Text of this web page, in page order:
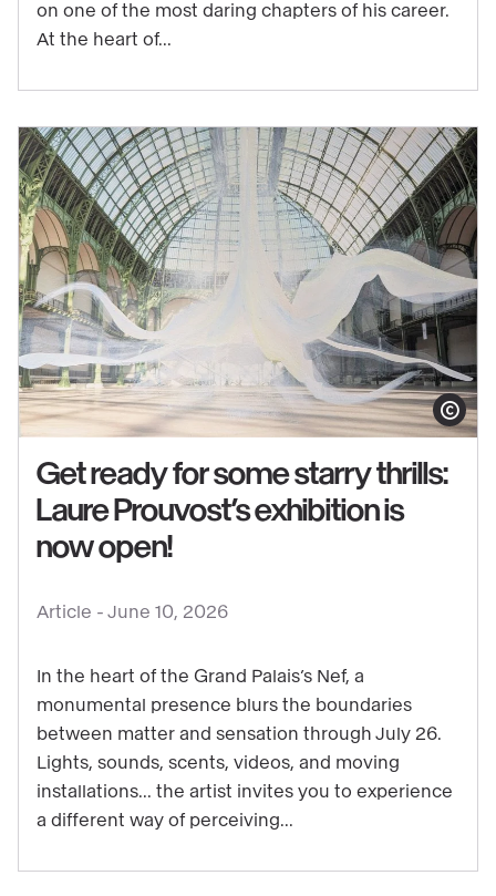
experienced
through
the
exhibition
"Matisse
1941–
1954"
on one of the most daring chapters of his career.
At the heart of...
content
for
starry
thrills:
Laure
exhibition
Show
Get ready for some starry thrills:
Laure Prouvost’s exhibition is
now open!
Article - June 10, 2026
In the heart of the Grand Palais’s Nef, a
monumental presence blurs the boundaries
between matter and sensation through July 26.
Lights, sounds, scents, videos, and moving
installations... the artist invites you to experience
a different way of perceiving...